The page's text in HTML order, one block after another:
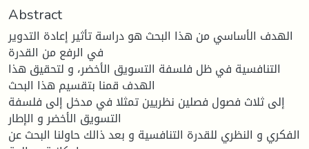
Abstract
الهدف الأساسي من هذا البحث هو دراسة تأثير إعادة التدوير
في الرفع من القدرة
التنافسية في ظل فلسفة التسويق الأخضر، و لتحقيق هذا
الهدف قمنا بتقسيم هذا البحث
إلى ثلاث فصول فصلين نظريين تمثلا في مدخل إلى فلسفة
التسويق الأخضر و الإطار
الفكري و النظري للقدرة التنافسية و بعد ذالك حاولنا البحث عن